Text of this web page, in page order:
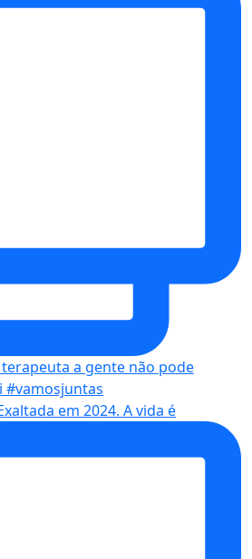
em 2024. A vida é